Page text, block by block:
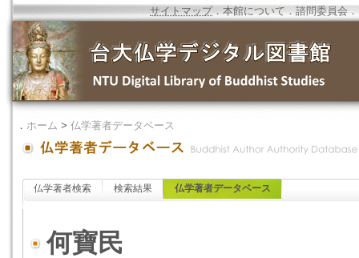
サイトマップ．本館について ．諮問委員会 ．
． ホーム > 仏学著者データベース
仏学著者検索 検索結果 仏学著者データベース
何寶民